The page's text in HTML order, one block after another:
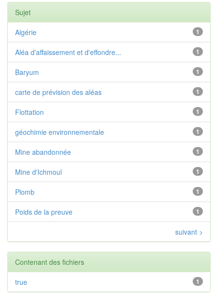
Sujet
1
Algérie
1
Aléa d'affaissement et d'effondre...
1
Baryum
1
carte de prévision des aléas
1
Flottation
1
géochimie environnementale
1
Mine abandonnée
1
Mine d'Ichmoul
1
Plomb
1
Poids de la preuve
suivant >
Contenant des fichiers
1
true